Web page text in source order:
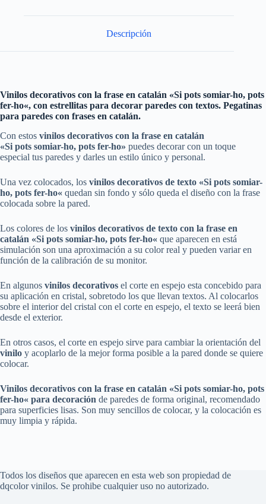
Descripción
Vinilos decorativos con la frase en catalán «Si pots somiar-ho, pots
fer-ho«, con estrellitas para decorar paredes con textos. Pegatinas
para paredes con frases en catalán.
Con estos vinilos decorativos con la frase en catalán
«Si pots somiar-ho, pots fer-ho» puedes decorar con un toque
especial tus paredes y darles un estilo único y personal.
Una vez colocados, los vinilos decorativos de texto «Si pots somiar-
ho, pots fer-ho« quedan sin fondo y sólo queda el diseño con la frase
colocada sobre la pared.
Los colores de los vinilos decorativos de texto con la frase en
catalán «Si pots somiar-ho, pots fer-ho« que aparecen en está
simulación son una aproximación a su color real y pueden variar en
función de la calibración de su monitor.
En algunos vinilos decorativos el corte en espejo esta concebido para
su aplicación en cristal, sobretodo los que llevan textos. Al colocarlos
sobre el interior del cristal con el corte en espejo, el texto se leerá bien
desde el exterior.
En otros casos, el corte en espejo sirve para cambiar la orientación del
vinilo y acoplarlo de la mejor forma posible a la pared donde se quiere
colocar.
Vinilos decorativos con la frase en catalán «Si pots somiar-ho, pots
fer-ho« para decoración de paredes de forma original, recomendado
para superficies lisas. Son muy sencillos de colocar, y la colocación es
muy limpia y rápida.
Todos los diseños que aparecen en esta web son propiedad de
dqcolor vinilos. Se prohibe cualquier uso no autorizado.